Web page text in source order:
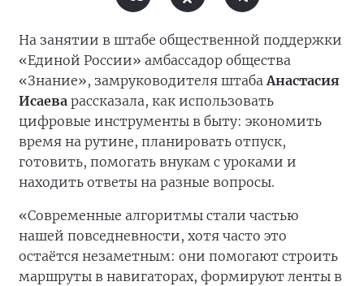
На занятии в штабе общественной поддержки
«Единой России» амбассадор общества
«Знание», замруководителя штабаАнастасия
Исаева рассказала, как использовать
цифровые инструменты в быту: экономить
время на рутине, планировать отпуск,
готовить, помогать внукам с уроками и
находить ответы на разные вопросы.
«Современные алгоритмы стали частью
нашей повседневности, хотя часто это
остаётся незаметным: они помогают строить
маршруты в навигаторах, формируют ленты в